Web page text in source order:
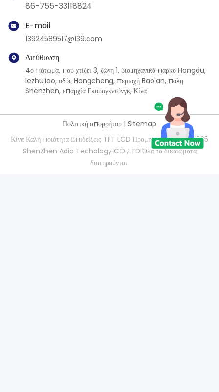
86-755-33118824
E-mail
13924589517@139.com
Διεύθυνση
4ο πάτωμα, που χτίζει 3, ζώνη 1, βιομηχανικό πάρκο Hongdu,
lezhujiao, οδός Hangcheng, περιοχή Bao'an, πόλη
Shenzhen, επαρχία Γκουαγκντόνγκ, Κίνα
Πολιτική απορρήτου | Sitemap
Κίνα Καλή ποιότητα Επιδείξεις TFT LCD Προμηθευτής. 2021-2025
ShenZhen Adia Techology CO.,LTD Όλα τα δικαιώματα
διατηρούνται.